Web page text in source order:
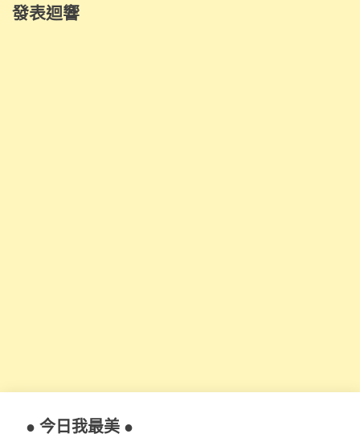
發表迴響
● 今日我最美 ●